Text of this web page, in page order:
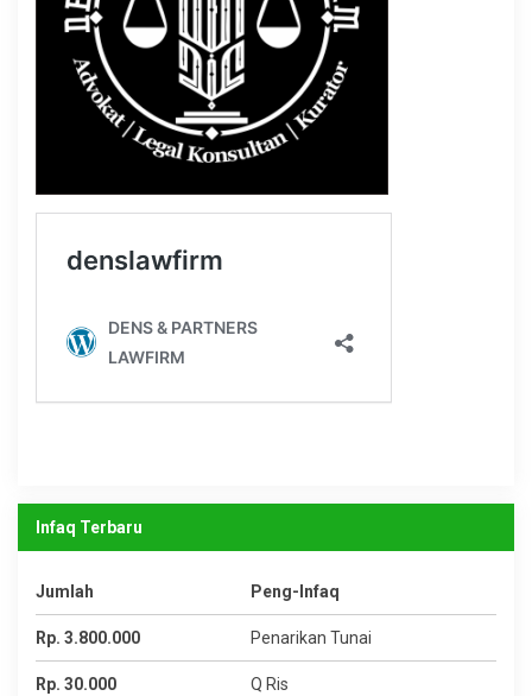
Infaq Terbaru
Jumlah Peng-Infaq
Rp. 3.800.000 Penarikan Tunai
Rp. 30.000 Q Ris